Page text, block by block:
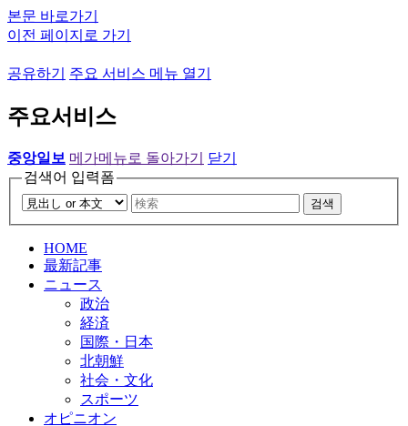
본문 바로가기
이전 페이지로 가기
공유하기 주요 서비스 메뉴 열기
주요서비스
중앙일보 메가메뉴로 돌아가기
닫기
검색어 입력폼
검색
HOME
最新記事
ニュース
政治
経済
国際・日本
北朝鮮
社会・文化
スポーツ
オピニオン